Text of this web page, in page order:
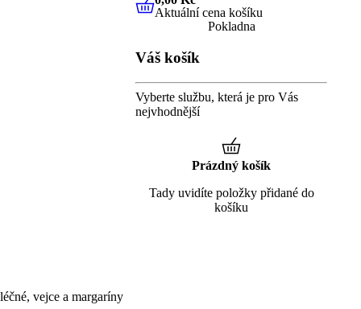
vejce a margaríny
0,00 KčAktuální cena košíku
Aktuální cena košíku
Pokladna
Váš košík
Vyberte službu, která je pro Vás
nejvhodnější
Prázdný košík
Tady uvidíte položky přidané do
košíku